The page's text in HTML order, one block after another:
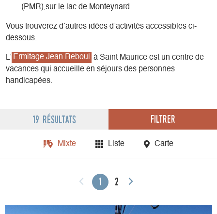
(PMR),sur le lac de Monteynard
Vous trouverez d’autres idées d’activités accessibles ci-
dessous.
L’ Ermitage Jean Reboul à Saint Maurice est un centre de
vacances qui accueille en séjours des personnes
handicapées.
19 résultats Filtrer
Mixte Liste Carte
1 2